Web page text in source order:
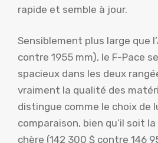
rapide et semble à jour.
Sensiblement plus large que
contre 1955 mm), le F-Pace
spacieux dans les deux
vraiment la qualité des
distingue comme le choix de
comparaison, bien qu’il soit
chère (142 300 $ contre 146